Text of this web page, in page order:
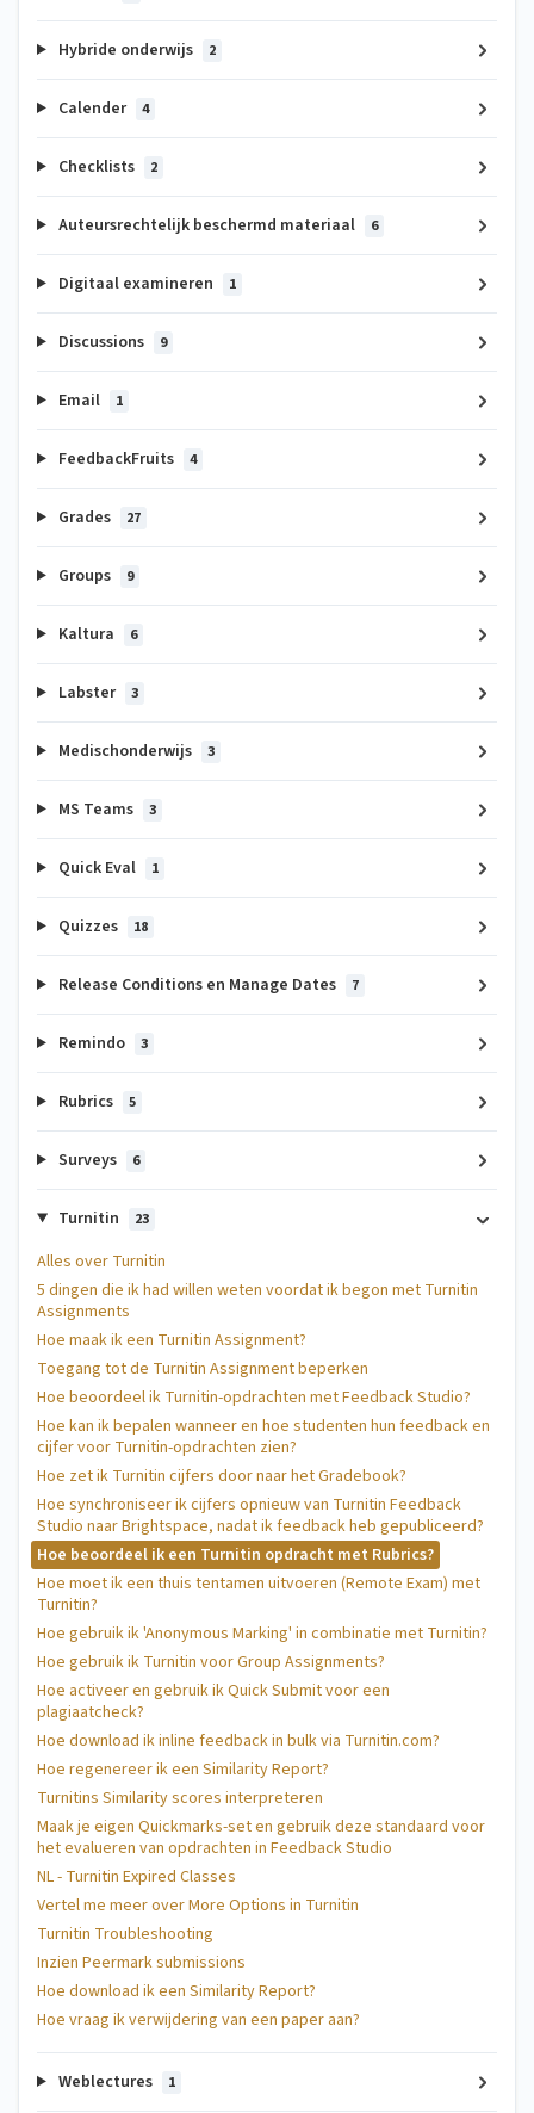
Hybride onderwijs 2
Calender 4
Checklists 2
Auteursrechtelijk beschermd materiaal 6
Digitaal examineren 1
Discussions 9
Email 1
FeedbackFruits 4
Grades 27
Groups 9
Kaltura 6
Labster 3
Medischonderwijs 3
MS Teams 3
Quick Eval 1
Quizzes 18
Release Conditions en Manage Dates 7
Remindo 3
Rubrics 5
Surveys 6
Turnitin 23
Alles over Turnitin
5 dingen die ik had willen weten voordat ik begon met Turnitin
Assignments
Hoe maak ik een Turnitin Assignment?
Toegang tot de Turnitin Assignment beperken
Hoe beoordeel ik Turnitin-opdrachten met Feedback Studio?
Hoe kan ik bepalen wanneer en hoe studenten hun feedback en
cijfer voor Turnitin-opdrachten zien?
Hoe zet ik Turnitin cijfers door naar het Gradebook?
Hoe synchroniseer ik cijfers opnieuw van Turnitin Feedback
Studio naar Brightspace, nadat ik feedback heb gepubliceerd?
Hoe beoordeel ik een Turnitin opdracht met Rubrics?
Hoe moet ik een thuis tentamen uitvoeren (Remote Exam) met
Turnitin?
Hoe gebruik ik 'Anonymous Marking' in combinatie met Turnitin?
Hoe gebruik ik Turnitin voor Group Assignments?
Hoe activeer en gebruik ik Quick Submit voor een
plagiaatcheck?
Hoe download ik inline feedback in bulk via Turnitin.com?
Hoe regenereer ik een Similarity Report?
Turnitins Similarity scores interpreteren
Maak je eigen Quickmarks-set en gebruik deze standaard voor
het evalueren van opdrachten in Feedback Studio
NL - Turnitin Expired Classes
Vertel me meer over More Options in Turnitin
Turnitin Troubleshooting
Inzien Peermark submissions
Hoe download ik een Similarity Report?
Hoe vraag ik verwijdering van een paper aan?
Weblectures 1